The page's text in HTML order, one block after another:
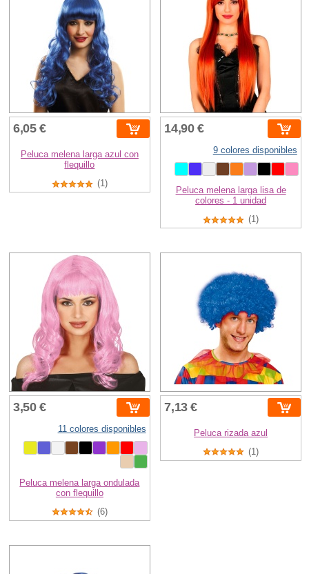
6,05 €
Peluca melena larga azul con
flequillo
(1)
14,90 €
9 colores disponibles
Peluca melena larga lisa de
colores - 1 unidad
(1)
3,50 €
11 colores disponibles
Peluca melena larga ondulada
con flequillo
(6)
7,13 €
Peluca rizada azul
(1)